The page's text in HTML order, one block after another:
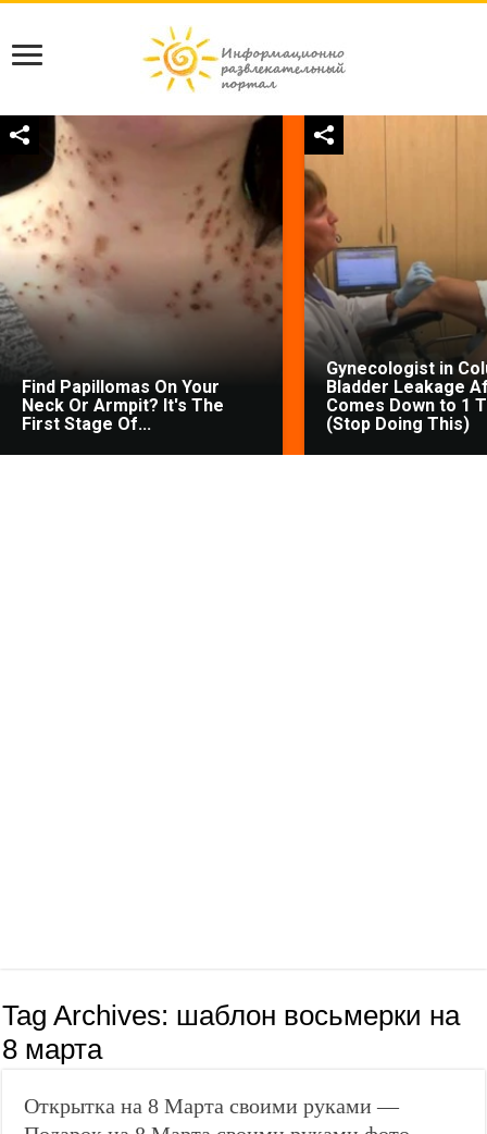
Find Papillomas On Your
Neck Or Armpit? It's The
First Stage Of...
Gynecologist in
Bladder Leakage
Comes Down to 1
(Stop Doing This)
Tag Archives: шаблон восьмерки на
8 марта
Открытка на 8 Марта своими руками —